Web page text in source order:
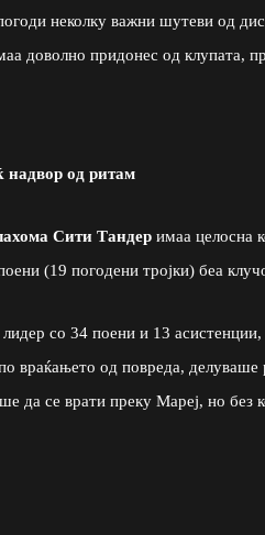
неколку важни шутеви од
доволно придонес од клупата,
надвор од ритам
Сити Тандер имаа целосна
(19 погодени тројки) беа
со 34 поени и 13 асистенции,
враќањето од повреда, делуваше
да се врати преку Мареј, но без